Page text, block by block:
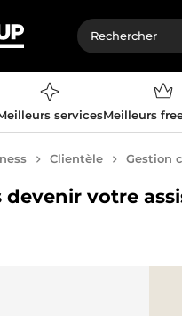
servicesMeilleurs
Clientèle Gestion
devenir votre